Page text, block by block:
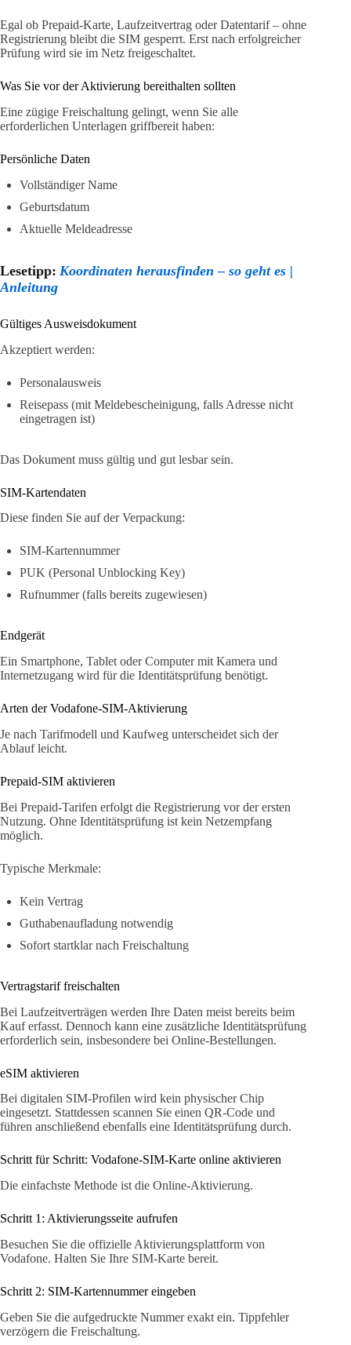
Egal ob Prepaid-Karte, Laufzeitvertrag oder Datentarif – ohne
Registrierung bleibt die SIM gesperrt. Erst nach erfolgreicher
Prüfung wird sie im Netz freigeschaltet.
Was Sie vor der Aktivierung bereithalten sollten
Eine zügige Freischaltung gelingt, wenn Sie alle
erforderlichen Unterlagen griffbereit haben:
Persönliche Daten
Vollständiger Name
Geburtsdatum
Aktuelle Meldeadresse
Lesetipp: Koordinaten herausfinden – so geht es |
Anleitung
Gültiges Ausweisdokument
Akzeptiert werden:
Personalausweis
Reisepass (mit Meldebescheinigung, falls Adresse nicht
eingetragen ist)
Das Dokument muss gültig und gut lesbar sein.
SIM-Kartendaten
Diese finden Sie auf der Verpackung:
SIM-Kartennummer
PUK (Personal Unblocking Key)
Rufnummer (falls bereits zugewiesen)
Endgerät
Ein Smartphone, Tablet oder Computer mit Kamera und
Internetzugang wird für die Identitätsprüfung benötigt.
Arten der Vodafone-SIM-Aktivierung
Je nach Tarifmodell und Kaufweg unterscheidet sich der
Ablauf leicht.
Prepaid-SIM aktivieren
Bei Prepaid-Tarifen erfolgt die Registrierung vor der ersten
Nutzung. Ohne Identitätsprüfung ist kein Netzempfang
möglich.
Typische Merkmale:
Kein Vertrag
Guthabenaufladung notwendig
Sofort startklar nach Freischaltung
Vertragstarif freischalten
Bei Laufzeitverträgen werden Ihre Daten meist bereits beim
Kauf erfasst. Dennoch kann eine zusätzliche Identitätsprüfung
erforderlich sein, insbesondere bei Online-Bestellungen.
eSIM aktivieren
Bei digitalen SIM-Profilen wird kein physischer Chip
eingesetzt. Stattdessen scannen Sie einen QR-Code und
führen anschließend ebenfalls eine Identitätsprüfung durch.
Schritt für Schritt: Vodafone-SIM-Karte online aktivieren
Die einfachste Methode ist die Online-Aktivierung.
Schritt 1: Aktivierungsseite aufrufen
Besuchen Sie die offizielle Aktivierungsplattform von
Vodafone. Halten Sie Ihre SIM-Karte bereit.
Schritt 2: SIM-Kartennummer eingeben
Geben Sie die aufgedruckte Nummer exakt ein. Tippfehler
verzögern die Freischaltung.